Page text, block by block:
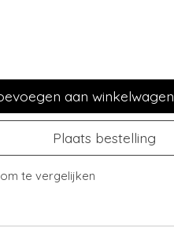
aan winkelwagen
Plaats bestelling
te vergelijken